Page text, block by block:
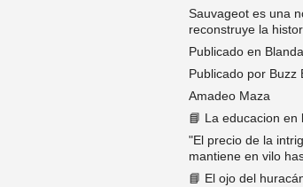
Sauvageot es una
reconstruye la
Publicado en
Publicado por Buzz
Amadeo Maza
📘 La educacion en
"El precio de la
mantiene en vilo
📘 El ojo del